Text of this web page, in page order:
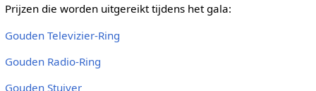
Prijzen die worden uitgereikt tijdens het gala:
Gouden Televizier-Ring
Gouden Radio-Ring
Gouden Stuiver